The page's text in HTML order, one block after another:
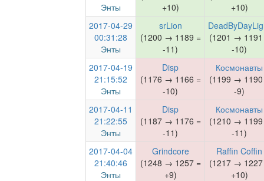
Энты
+10)
+10)
2017-04-29
00:31:28
Энты
srLion
(1200 → 1189 =
-11)
(1201 → 1191
-10)
2017-04-19
21:15:52
Энты
Disp
(1176 → 1166 =
-10)
Космонавты
(1199 → 1190
-9)
2017-04-11
21:22:55
Энты
Disp
(1187 → 1176 =
-11)
Космонавты
(1210 → 1199
-11)
2017-04-04
21:40:46
Энты
Grindcore
(1248 → 1257 =
+9)
Raffin Coffin
(1217 → 1227
+10)